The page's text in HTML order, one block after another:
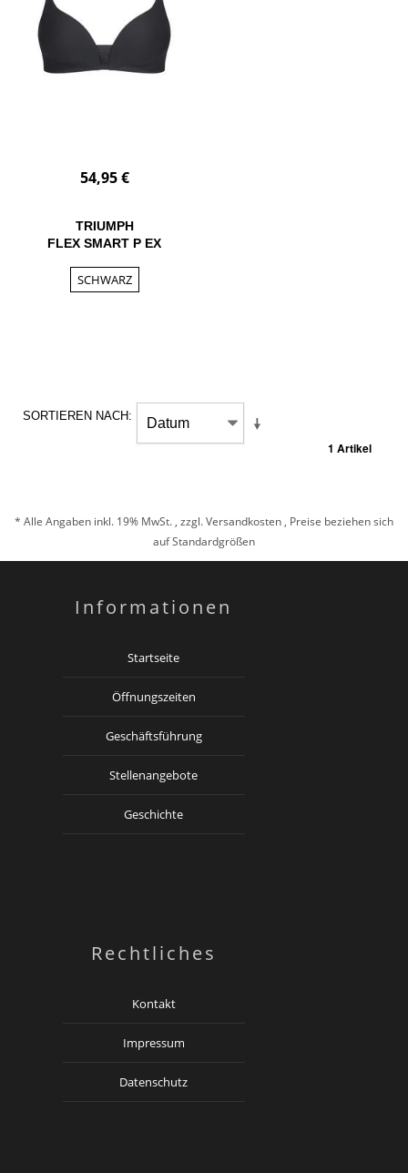
54,95 €
TRIUMPH
FLEX SMART P EX
SCHWARZ
SORTIEREN NACH
1 Artikel
* Alle Angaben inkl. 19% MwSt. , zzgl.Versandkosten , Preise beziehen sich
auf Standardgrößen
Informationen
Startseite
Öffnungszeiten
Geschäftsführung
Stellenangebote
Geschichte
Rechtliches
Kontakt
Impressum
Datenschutz